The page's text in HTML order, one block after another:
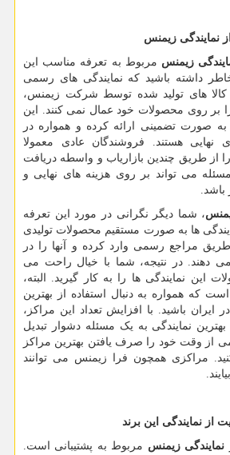
نمایندگی زیمنس
زیمنس مربوط به تعرفه مناسب این
داشته باشید که نمایندگی های رسمی
های تولید شده توسط شرکت زیمنس،
بر روی محصولات خود عمال نمی کنند. این
صورت تضمینی ارائه کرده و همواره در
نهایی هستند. فروشندگان عادی معمولا
از طریق چندین بازاریاب و واسطه دریافت
می تواند بر روی هزینه های نهایی و
باشد.
، شما دیگر نگرانی در مورد این تعرفه
ها به صورت مستقیم محصولات تولیدی
مراجع رسمی وارد کرده و آنها را در
می دهند. در نتیجه، شما با خیال راحت می
این نمایندگی ها را به کار گیرید. البته،
که همواره به دنبال استفاده از بهترین
ایران باشید. با افزایش تعداد این مراکز،
نمایندگی به یک مسئله دشوار تبدیل
از وقت خود را صرف یافتن بهترین مراکز
مراکزی همچون فرا زیمنس می توانند
از نمایندگی این برند
نمایندگی زیمنس مربوط به پشتیبانی است.